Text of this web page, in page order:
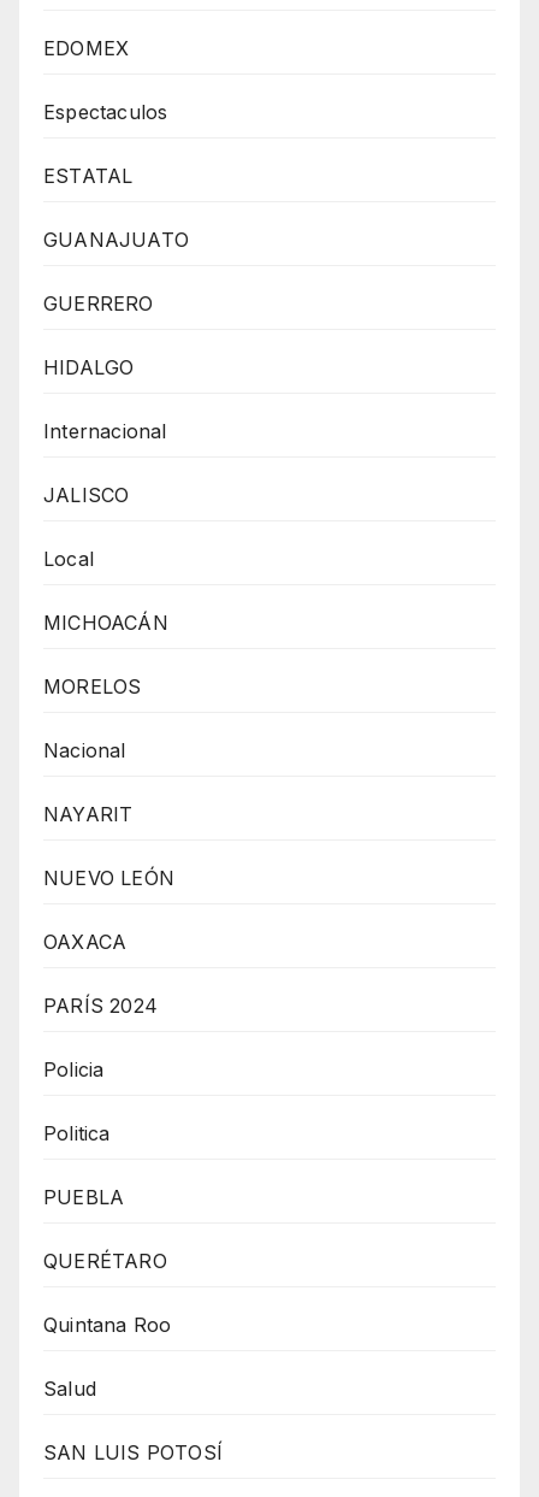
EDOMEX
Espectaculos
ESTATAL
GUANAJUATO
GUERRERO
HIDALGO
Internacional
JALISCO
Local
MICHOACÁN
MORELOS
Nacional
NAYARIT
NUEVO LEÓN
OAXACA
PARÍS 2024
Policia
Politica
PUEBLA
QUERÉTARO
Quintana Roo
Salud
SAN LUIS POTOSÍ